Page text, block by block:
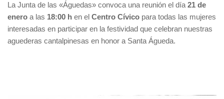
La Junta de las «Águedas» convoca una reunión el día 21 de
enero a las 18:00 h en el Centro Cívico para todas las mujeres
interesadas en participar en la festividad que celebran nuestras
aguederas cantalpinesas en honor a Santa Águeda.